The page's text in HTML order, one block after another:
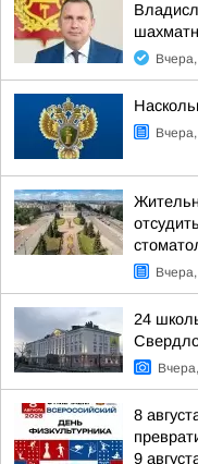
24
8
9